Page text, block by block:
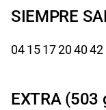
SIEMPRE
04 15 17 20 40 42
EXTRA (503